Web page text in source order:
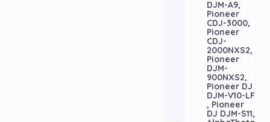
DJM-A9,
Pioneer
CDJ-3000,
Pioneer
CDJ-
2000NXS2,
Pioneer
DJM-
900NXS2,
Pioneer DJ
DJM-V10-LF
, Pioneer
DJ DJM-S11,